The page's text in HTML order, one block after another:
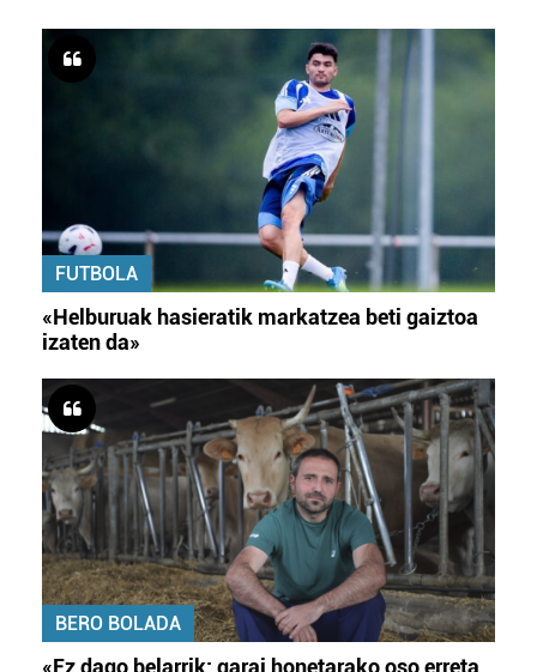
FUTBOLA
«Helburuak hasieratik markatzea beti gaiztoa
izaten da»
BERO BOLADA
«Ez dago belarrik; garai honetarako oso erreta